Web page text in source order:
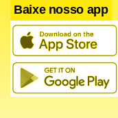
Baixe nosso app